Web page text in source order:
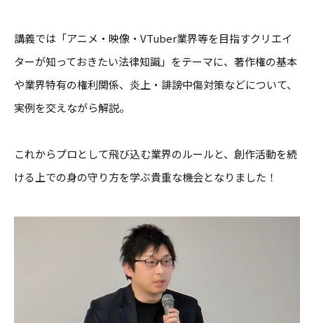
講義では「アニメ・映像・VTuber業界等を目指すクリエイ
ターが知っておきたい法律知識」をテーマに、著作権の基本
や業界特有の権利関係、炎上・誹謗中傷対策などについて、
実例を交えながら解説。
これからプロとして飛び込む業界のルールと、創作活動を続
ける上での身の守り方を学ぶ貴重な機会となりました！